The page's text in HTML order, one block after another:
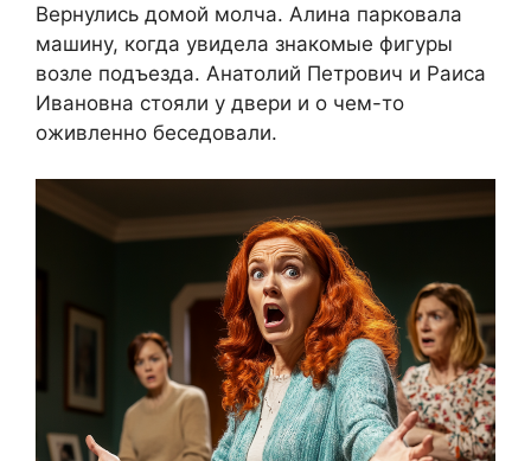
Вернулись домой молча. Алина парковала
машину, когда увидела знакомые фигуры
возле подъезда. Анатолий Петрович и Раиса
Ивановна стояли у двери и о чем-то
оживленно беседовали.